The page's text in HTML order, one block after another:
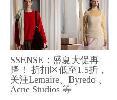
SSENSE：盛夏大促再
降！ 折扣区低至1.5折，
关注Lemaire、Byredo 、
Acne Studios 等